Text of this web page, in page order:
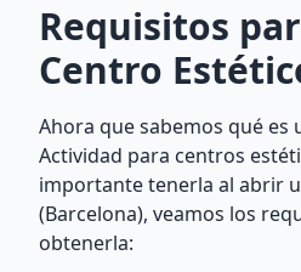
Requisitos
Centro
Ahora que sabemos qué es
Actividad para centros
importante tenerla al abrir
(Barcelona), veamos los
obtenerla: